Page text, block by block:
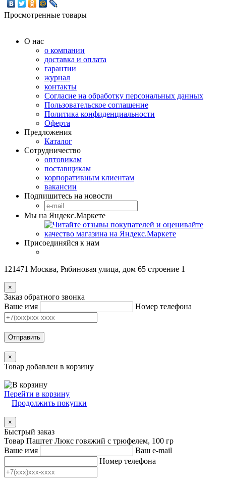
Просмотренные товары
О нас
о компании
доставка и оплата
гарантии
журнал
контакты
Согласие на обработку персональных данных
Пользовательское соглашение
Политика конфиденциальности
Оферта
Предложения
Каталог
Сотрудничество
оптовикам
поставщикам
корпоративным клиентам
вакансии
Подпишитесь на новости
Мы на Яндекс.Маркете
Присоединяйся к нам
121471 Москва, Рябиновая улица, дом 65 строение 1
×
Заказ обратного звонка
Ваше имя
Номер телефона
Отправить
×
Товар добавлен в корзину
Перейти в корзину
Продолжить покупки
×
Быстрый заказ
Товар Паштет Люкс говяжий с трюфелем, 100 гр
Ваше имя
Ваш e-mail
Номер телефона